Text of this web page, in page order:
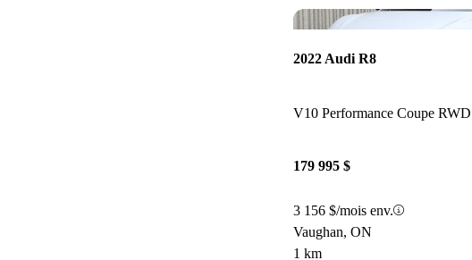
2022 Audi R8
V10 Performance Coupe RWD
179 995 $
3 156 $/mois env.
Vaughan, ON
1 km